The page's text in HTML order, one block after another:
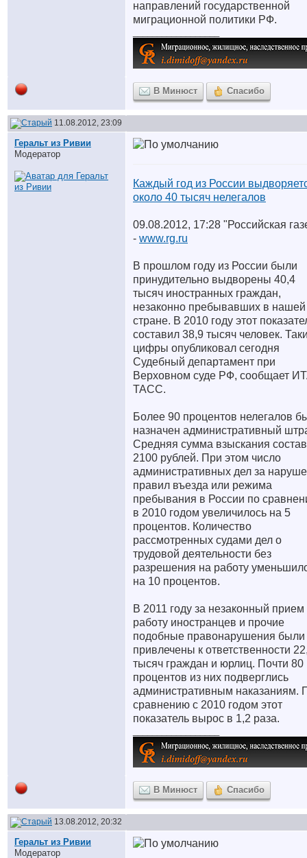
направлений государственной
миграционной политики РФ.
В Минюст Спасибо
11.08.2012, 23:09
Геральт из Ривии
Модератор
Каждый год из России
около 40 тысяч нелегалов
09.08.2012, 17:28 "Российская
- www.rg.ru
В прошлом году из России были
принудительно выдворены 40,4
тысяч иностранных граждан,
незаконно пребывавших в нашей
стране. В 2010 году этот
составил 38,9 тысяч человек.
цифры опубликовал сегодня
Судебный департамент при
Верховном суде РФ, сообщает
ТАСС.
Более 90 процентов нелегалов
назначен административный
Средняя сумма взыскания
2100 рублей. При этом число
административных дел за
правил въезда или режима
пребывания в России по
в 2010 годом увеличилось на 5
процентов. Количество
рассмотренных судами дел о
трудовой деятельности без
разрешения на работу
на 10 процентов.
В 2011 году за незаконный прием
работу иностранцев и прочие
подобные правонарушения были
привлечены к ответственности
тысяч граждан и юрлиц. Почти 80
процентов из них подверглись
административным наказаниям.
сравнению с 2010 годом этот
показатель вырос в 1,2 раза.
В Минюст Спасибо
13.08.2012, 20:32
Геральт из Ривии
Модератор